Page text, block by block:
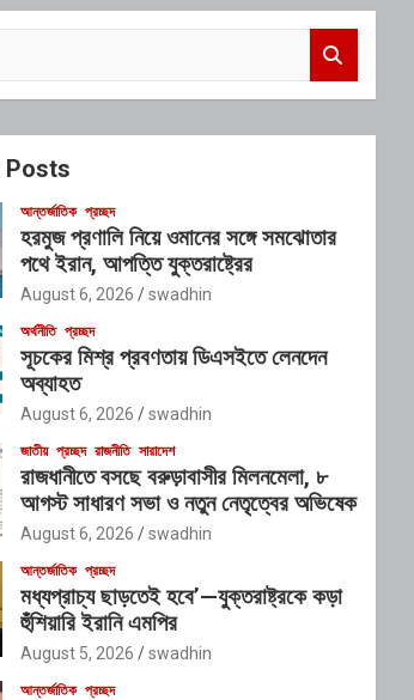
Posts
আন্তর্জাতিক প্রচ্ছদ
হরমুজ প্রণালি নিয়ে ওমানের সঙ্গে সমঝোতার
পথে ইরান, আপত্তি যুক্তরাষ্ট্রের
August 6, 2026 swadhin
অর্থনীতি প্রচ্ছদ
সূচকের মিশ্র প্রবণতায় ডিএসইতে লেনদেন
অব্যাহত
August 6, 2026 swadhin
জাতীয় প্রচ্ছদ রাজনীতি সারাদেশ
রাজধানীতে বসছে বরুড়াবাসীর মিলনমেলা, ৮
আগস্ট সাধারণ সভা ও নতুন নেতৃত্বের অভিষেক
August 6, 2026 swadhin
আন্তর্জাতিক প্রচ্ছদ
মধ্যপ্রাচ্য ছাড়তেই হবে’—যুক্তরাষ্ট্রকে কড়া
হুঁশিয়ারি ইরানি এমপির
August 5, 2026 swadhin
আন্তর্জাতিক প্রচ্ছদ